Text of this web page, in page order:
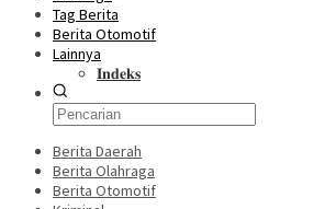
Tag Berita
Berita Otomotif
Lainnya
𝐈𝐧𝐝𝐞𝐤𝐬
Berita Daerah
Berita Olahraga
Berita Otomotif